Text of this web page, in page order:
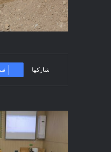
شاركها